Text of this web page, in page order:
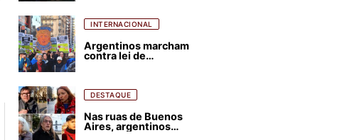
INTERNACIONAL
Argentinos marcham
contra lei de
florestais
DESTAQUE
Nas ruas de Buenos
Aires, argentinos